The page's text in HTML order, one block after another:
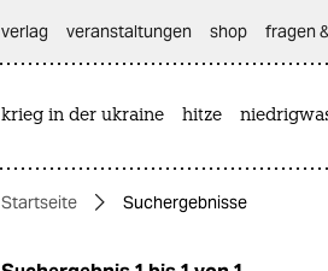
themen
verlag
veranstaltungen shop fragen
krieg in der ukraine hitze
Startseite Suchergebnisse